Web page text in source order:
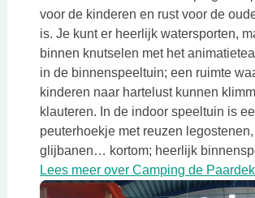
voor de kinderen en rust voor de
is. Je kunt er heerlijk watersporten,
binnen knutselen met het
in de binnenspeeltuin; een ruimte
kinderen naar hartelust kunnen
klauteren. In de indoor speeltuin is
peuterhoekje met reuzen
glijbanen… kortom; heerlijk
Lees meer over Camping de